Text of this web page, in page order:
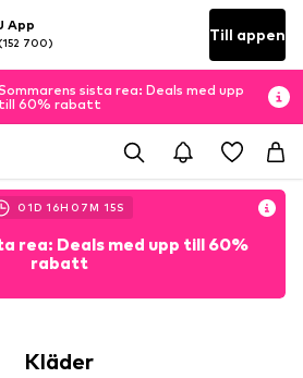
App
(152 700) Till appen
sista rea: Deals med upp
till 60% rabatt
01D 16H 07M 15S
rea: Deals med upp till 60%
rabatt
Kläder